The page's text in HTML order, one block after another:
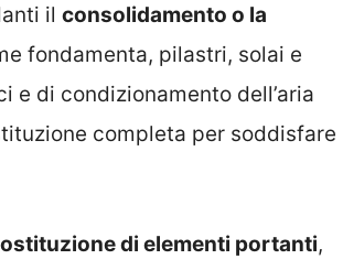
il consolidamento o la
fondamenta, pilastri, solai e
di condizionamento dell’aria
completa per soddisfare
di elementi portanti,